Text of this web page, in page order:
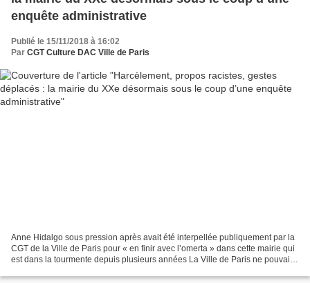
enquête administrative
Publié le 15/11/2018 à 16:02
Par CGT Culture DAC Ville de Paris
Anne Hidalgo sous pression après avait été interpellée publiquement par la
CGT de la Ville de Paris pour « en finir avec l’omerta » dans cette mairie qui
est dans la tourmente depuis plusieurs années La Ville de Paris ne pouvait